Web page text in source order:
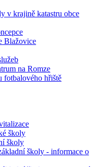
v krajině katastru obce
Blažovice
na Romze
fotbalového hřiště
školy
školy
školy - informace o